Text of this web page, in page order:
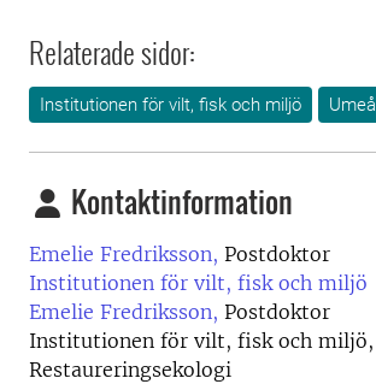
Relaterade sidor:
Institutionen för vilt, fisk och miljö Umeå
Kontaktinformation
Emelie Fredriksson, Postdoktor
Institutionen för vilt, fisk och miljö
Emelie Fredriksson, Postdoktor
Institutionen för vilt, fisk och miljö,
Restaureringsekologi